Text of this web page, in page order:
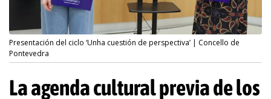
Presentación del ciclo ‘Unha cuestión de perspectiva’ | Concello de
Pontevedra
La agenda cultural previa de los